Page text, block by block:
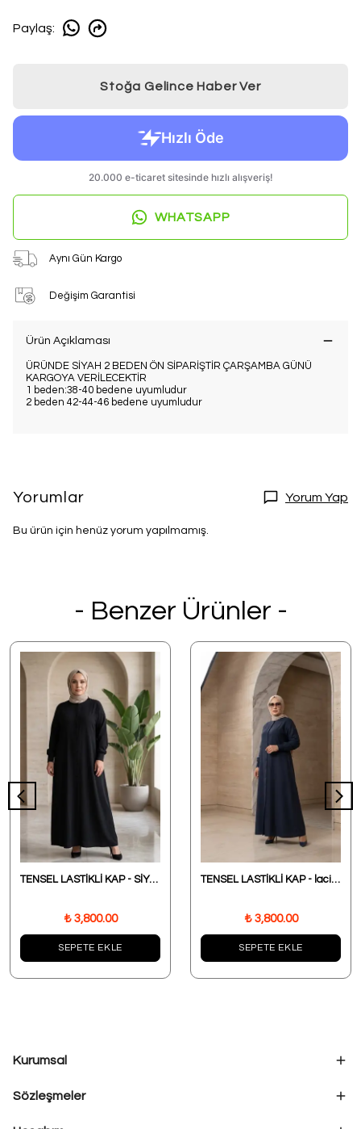
Paylaş:
Stoğa Gelince Haber Ver
WHATSAPP
Aynı Gün Kargo
Değişim Garantisi
Ürün Açıklaması
ÜRÜNDE SİYAH 2 BEDEN ÖN SİPARİŞTİR ÇARŞAMBA GÜNÜ
KARGOYA VERİLECEKTİR
1 beden:38-40 bedene uyumludur
2 beden 42-44-46 bedene uyumludur
Yorumlar Yorum Yap
Bu ürün için henüz yorum yapılmamış.
- Benzer Ürünler -
TENSEL LASTİKLİ KAP - SİYAH
₺ 3,800.00
SEPETE EKLE
TENSEL LASTİKLİ KAP - lacivert
₺ 3,800.00
SEPETE EKLE
Kurumsal
Sözleşmeler